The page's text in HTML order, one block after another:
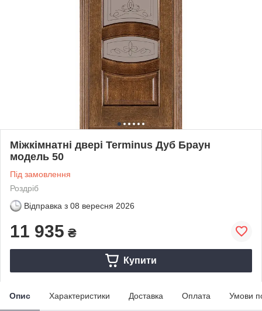
Міжкімнатні двері Terminus Дуб Браун
модель 50
Під замовлення
Роздріб
Відправка з 08 вересня 2026
11 935 ₴
Купити
Опис Характеристики Доставка Оплата Умови